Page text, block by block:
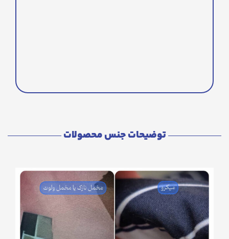
توضیحات جنس محصولات